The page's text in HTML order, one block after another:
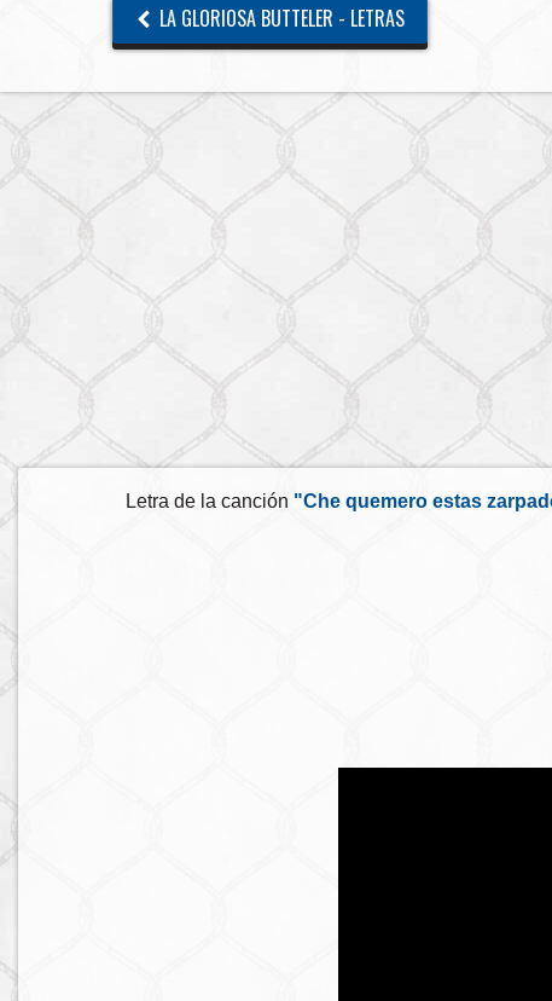
LA GLORIOSA BUTTELER - LETRAS
Letra de la canción "Che quemero estas